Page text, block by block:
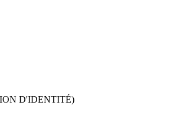
D'IDENTITÉ)